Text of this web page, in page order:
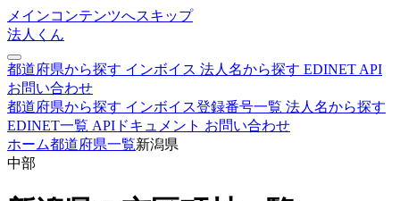
メインコンテンツへスキップ
法人くん
都道府県から探す インボイス 法人名から探す EDINET API
お問い合わせ
都道府県から探す インボイス登録番号一覧 法人名から探す
EDINET一覧 APIドキュメント お問い合わせ
ホーム都道府県一覧新潟県
中部